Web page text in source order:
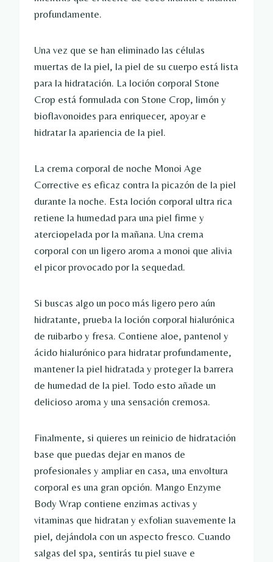
profundamente.
Una vez que se han eliminado las células
muertas de la piel, la piel de su cuerpo está lista
para la hidratación. La loción corporal Stone
Crop está formulada con Stone Crop, limón y
bioflavonoides para enriquecer, apoyar e
hidratar la apariencia de la piel.
La crema corporal de noche Monoi Age
Corrective es eficaz contra la picazón de la piel
durante la noche. Esta loción corporal ultra rica
retiene la humedad para una piel firme y
aterciopelada por la mañana. Una crema
corporal con un ligero aroma a monoi que alivia
el picor provocado por la sequedad.
Si buscas algo un poco más ligero pero aún
hidratante, prueba la loción corporal hialurónica
de ruibarbo y fresa. Contiene aloe, pantenol y
ácido hialurónico para hidratar profundamente,
mantener la piel hidratada y proteger la barrera
de humedad de la piel. Todo esto añade un
delicioso aroma y una sensación cremosa.
Finalmente, si quieres un reinicio de hidratación
base que puedas dejar en manos de
profesionales y ampliar en casa, una envoltura
corporal es una gran opción. Mango Enzyme
Body Wrap contiene enzimas activas y
vitaminas que hidratan y exfolian suavemente la
piel, dejándola con un aspecto fresco. Cuando
salgas del spa, sentirás tu piel suave e